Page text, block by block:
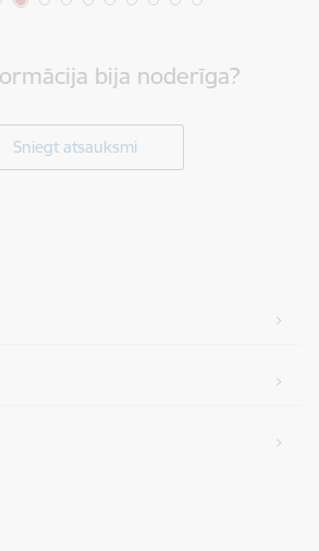
bija noderīga?
Sniegt atsauksmi